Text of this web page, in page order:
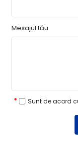
Mesajul tău
Sunt de acord